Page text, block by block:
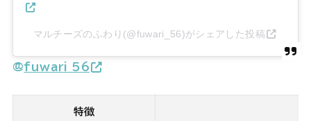
マルチーズのふわり(@fuwari_56)がシェアした投稿
@fuwari_56
特徴